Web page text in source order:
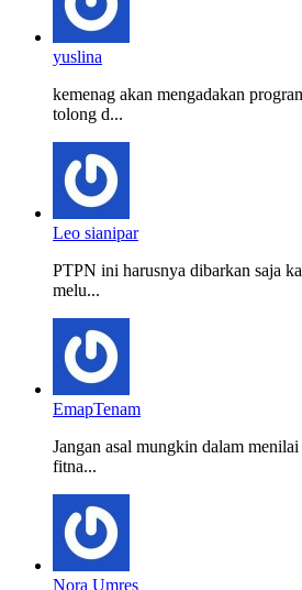
kemenag akan mengadakan
PTPN ini harusnya dibarkan saja
Jangan asal mungkin dalam menilai